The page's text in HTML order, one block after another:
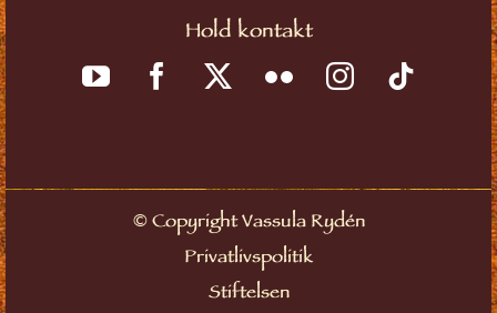
Hold kontakt
©Copyright Vassula Rydén
Privatlivspolitik
Stiftelsen